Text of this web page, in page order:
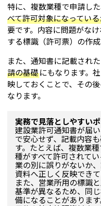
特に、複数業種で申請した
べて許可対象になってい
要です。内容に問題がな
する標識（許可票）の作
また、通知書に記載された
請の基礎にもなります。
映しておくことで、その
なります。
実務で見落としやすい
建設業許可通知書が届
で安心せず、記載内容
す。たとえば、複数業
種がすべて許可されて
業の別に誤りがないか
資料へ正しく反映でき
また、営業所用の標識
基準が異なるため、同
備になることがありま